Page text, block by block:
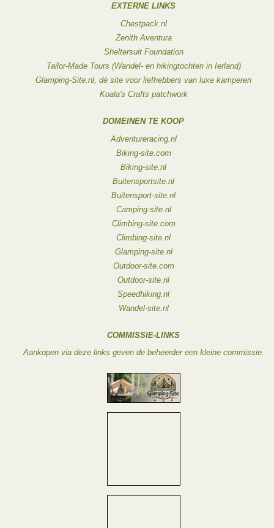
EXTERNE LINKS
Chestpack.nl
Zenith Aventura
Sheltersuit Foundation
Tailor-Made Tours (Wandel- en hikingtochten in Ierland)
Glamping-Site.nl, dé site voor liefhebbers van luxe kamperen
Koala's Crafts patchwork
DOMEINEN TE KOOP
Adventureracing.nl
Biking-site.com
Biking-site.nl
Buitensportsite.nl
Buitensport-site.nl
Camping-site.nl
Climbing-site.com
Climbing-site.nl
Glamping-site.nl
Outdoor-site.com
Outdoor-site.nl
Speedhiking.nl
Wandel-site.nl
COMMISSIE-LINKS
Aankopen via deze links geven de beheerder een kleine commissie.